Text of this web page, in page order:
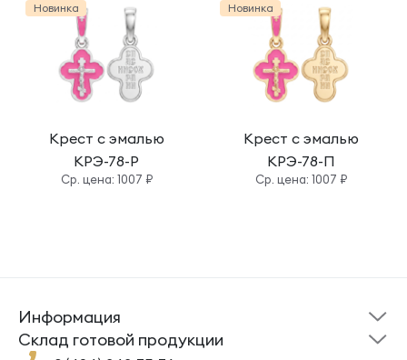
Новинка
Крест с эмалью
КРЭ-78-Р
Cр. цена: 1007 ₽
Новинка
Крест с эмалью
КРЭ-78-П
Cр. цена: 1007 ₽
Информация
Склад готовой
продукции
Помощь
Cклад готовой продукции
Кресты Ложки